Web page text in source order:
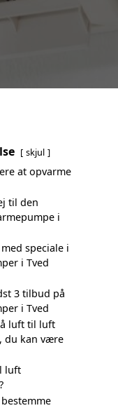
skjul
at opvarme
til den
i
speciale i
i Tved
3 tilbud på
i Tved
luft til luft
du kan være
luft